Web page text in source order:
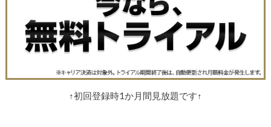
↑初回登録時1か月間見放題です↑